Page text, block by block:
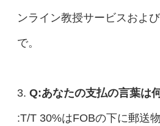
ンライン教授サービスおよ
で。
3. Q:あなたの支払の言葉は
:T/T 30%はFOBの下に郵送